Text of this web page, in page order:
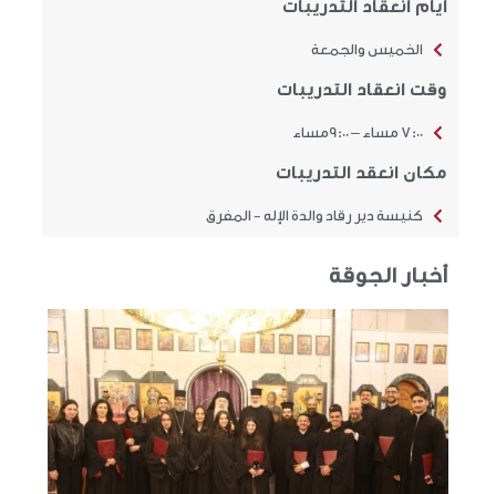
ايام انعقاد التدريبات
الخميس والجمعة
وقت انعقاد التدريبات
7:00 مساء – 9:00مساء
مكان انعقد التدريبات
كنيسة دير رقاد والدة الإله - المفرق
أخبار الجوقة